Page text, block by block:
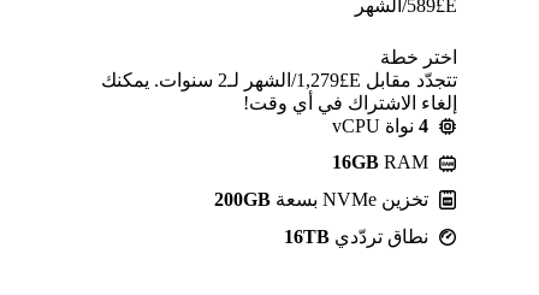
E£
589/الشهر
اختر خطة
تتجدّد مقابل E£⁦1,279⁩/الشهر لـ2 سنوات. يمكنك
إلغاء الاشتراك في أي وقت!
4 نواة vCPU
16GB RAM
تخزين NVMe بسعة
200GB
نطاق تردّدي 16TB